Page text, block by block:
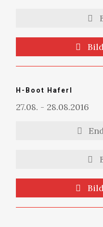
H-Boot Haferl
27.08. - 28.08.2016